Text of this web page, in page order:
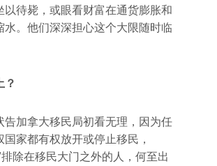
以待毙，或眼看财富在通货膨胀和
水。他们深深担心这个大限随时临
？
告加拿大移民局初看无理，因为任
国家都有权放开或停止移民，
排除在移民大门之外的人，何至出